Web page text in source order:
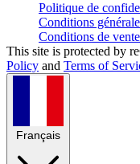
Politique de
Conditions
Conditions de vente
This site is protected by
Policy and Terms of
Français